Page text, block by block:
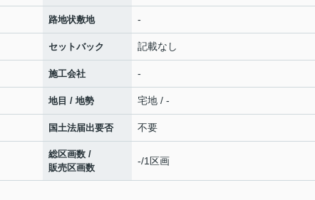
路地状敷地 -
セットバック 記載なし
施工会社 -
地目 / 地勢 宅地 / -
国土法届出要否 不要
総区画数 /
販売区画数
-/1区画